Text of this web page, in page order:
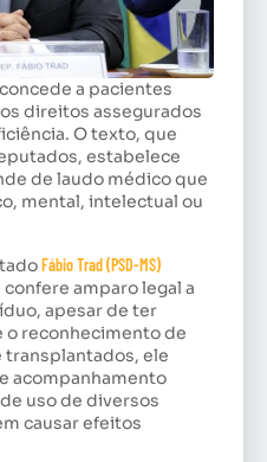
a pacientes
direitos assegurados
O texto, que
estabelece
de laudo médico que
mental, intelectual ou
Fábio Trad (PSD-MS)
amparo legal a
apesar de ter
o reconhecimento de
transplantados, ele
acompanhamento
uso de diversos
causar efeitos